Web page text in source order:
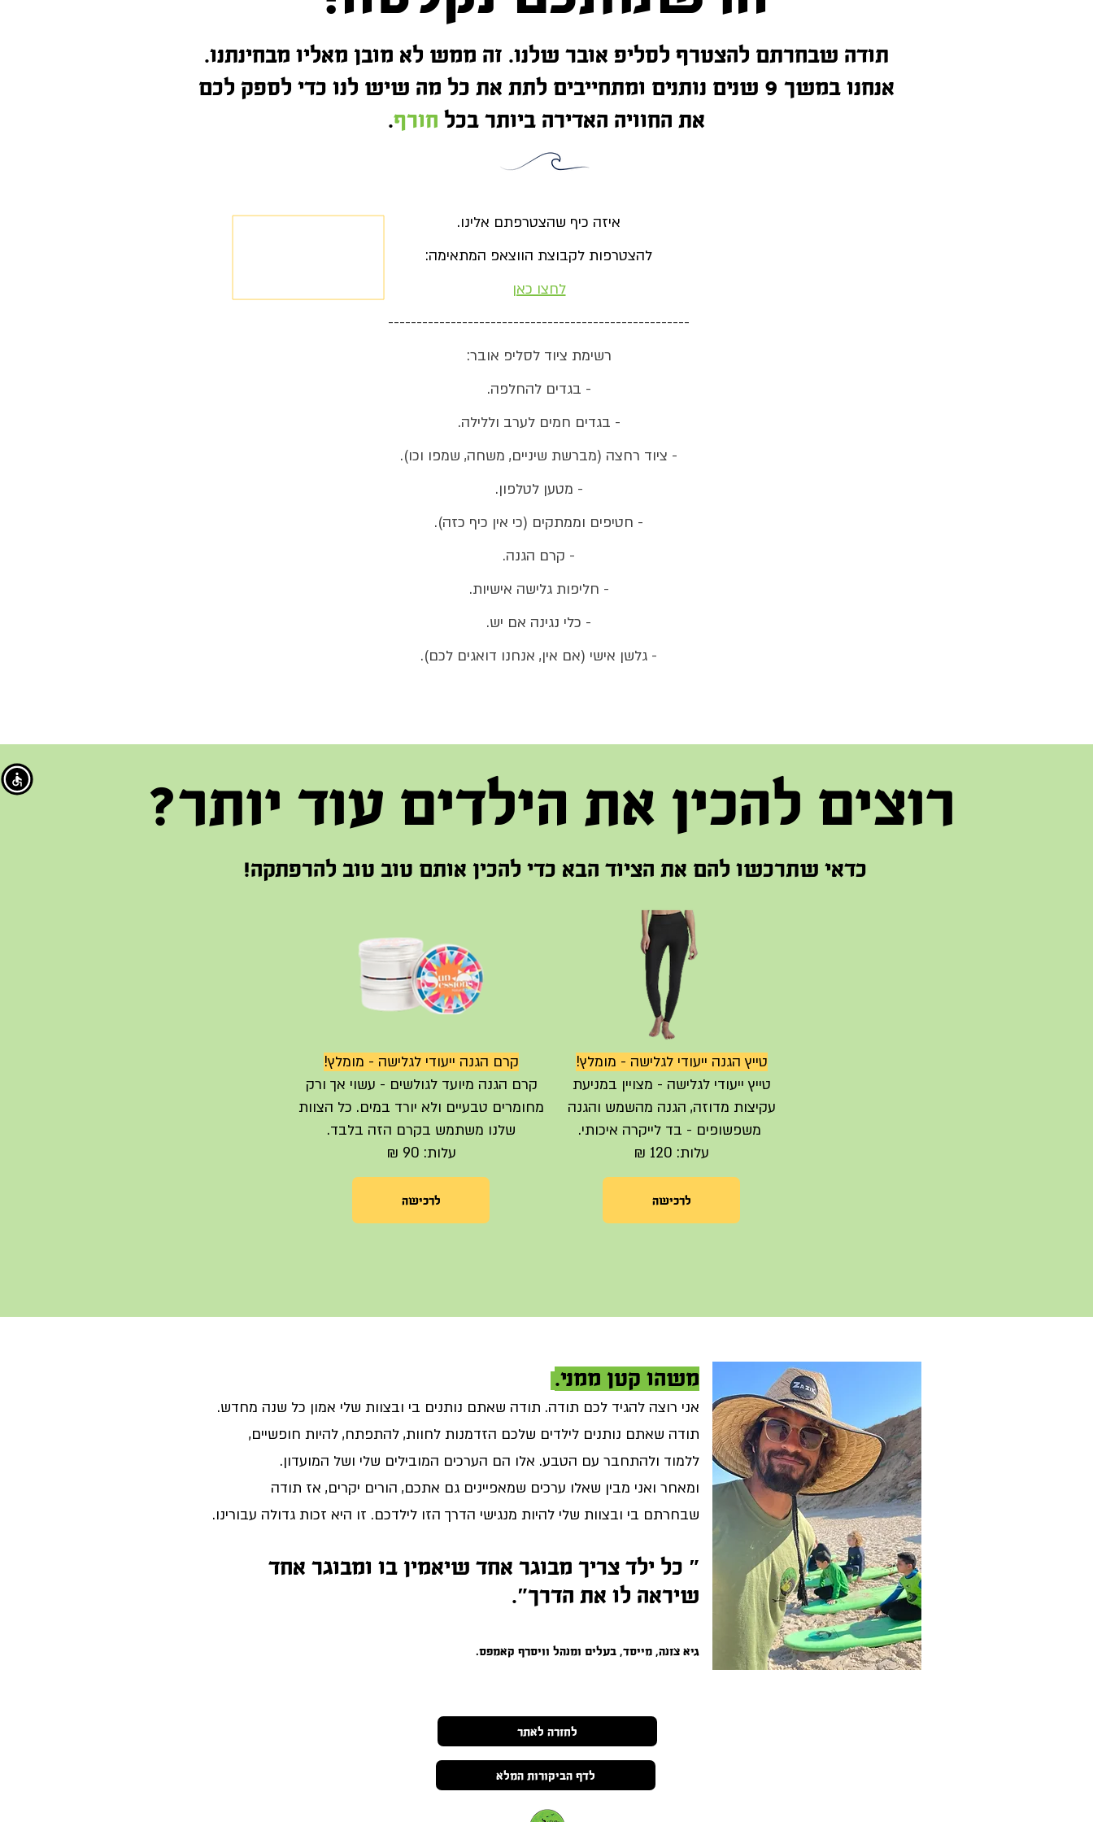
תודה שבחרתם להצטרף לסליפ אובר שלנו. זה ממש לא מובן מאליו מבחינתנו.
אנחנו במשך 9 שנים נותנים ומתחייבים לתת את כל מה שיש לנו כדי לספק לכם
את החוויה האדירה ביותר בכל חורף.
איזה כיף שהצטרפתם אלינו.
להצטרפות לקבוצת הווצאפ המתאימה:
לחצו כאן
-----------------------------------------------------
רשימת ציוד לסליפ אובר:
- בגדים להחלפה.
- בגדים חמים לערב וללילה.
- ציוד רחצה (מברשת שיניים, משחה, שמפו וכו).
- מטען לטלפון.
- חטיפים וממתקים (כי אין כיף כזה).
- קרם הגנה.
- חליפות גלישה אישיות.
- כלי נגינה אם יש.
- גלשן אישי (אם אין, אנחנו דואגים לכם).
רוצים להכין את הילדים עוד יותר?
כדאי שתרכשו להם את הציוד הבא כדי להכין אותם טוב טוב להרפתקה!
קרם הגנה ייעודי לגלישה - מומלץ!
קרם הגנה מיועד לגולשים - עשוי אך ורק
מחומרים טבעיים ולא יורד במים. כל הצוות
שלנו משתמש בקרם הזה בלבד.
עלות: 90 ₪
לרכישה
טייץ הגנה ייעודי לגלישה - מומלץ!
טייץ ייעודי לגלישה - מצויין במניעת
עקיצות מדוזה, הגנה מהשמש והגנה
משפשופים - בד לייקרה איכותי.
עלות: 120 ₪
לרכישה
משהו קטן ממני.
אני רוצה להגיד לכם תודה. תודה שאתם נותנים בי ובצוות שלי אמון כל שנה מחדש.
תודה שאתם נותנים לילדים שלכם הזדמנות לחוות, להתפתח, להיות חופשיים,
ללמוד ולהתחבר עם הטבע. אלו הם הערכים המובילים שלי ושל המועדון.
ומאחר ואני מבין שאלו ערכים שמאפיינים גם אתכם, הורים יקרים, אז תודה
שבחרתם בי ובצוות שלי להיות מנגישי הדרך הזו לילדכם. זו היא זכות גדולה עבורינו.
״ כל ילד צריך מבוגר אחד שיאמין בו ומבוגר אחד
שיראה לו את הדרך״.
גיא צזנה, מייסד, בעלים ומנהל וויסרף קאמפס.
לחזרה לאתר
לדף הביקורות המלא